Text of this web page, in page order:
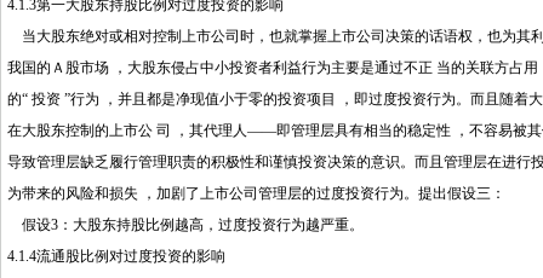
4.1.3第一大股东持股比例对过度投资的影响
当大股东绝对或相对控制上市公司时，也就掌握上市公司决策的话语权，也为其
我国的Ａ股市场 ，大股东侵占中小投资者利益行为主要是通过不正 当的关联方占
的“ 投资 ”行为 ，并且都是净现值小于零的投资项目 ，即过度投资行为。而且随
在大股东控制的上市公 司 ，其代理人——即管理层具有相当的稳定性 ，不容易被
导致管理层缺乏履行管理职责的积极性和谨慎投资决策的意识。而且管理层在进
为带来的风险和损失 ，加剧了上市公司管理层的过度投资行为。提出假设三：
假设3：大股东持股比例越高，过度投资行为越严重。
4.1.4流通股比例对过度投资的影响